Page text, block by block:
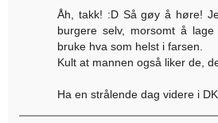
Åh, takk! :D Så gøy å høre!
burgere selv, morsomt å
bruke hva som helst i farsen.
Kult at mannen også liker de,
Ha en strålende dag videre i